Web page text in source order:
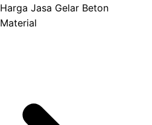
Harga Jasa Gelar Beton
Material